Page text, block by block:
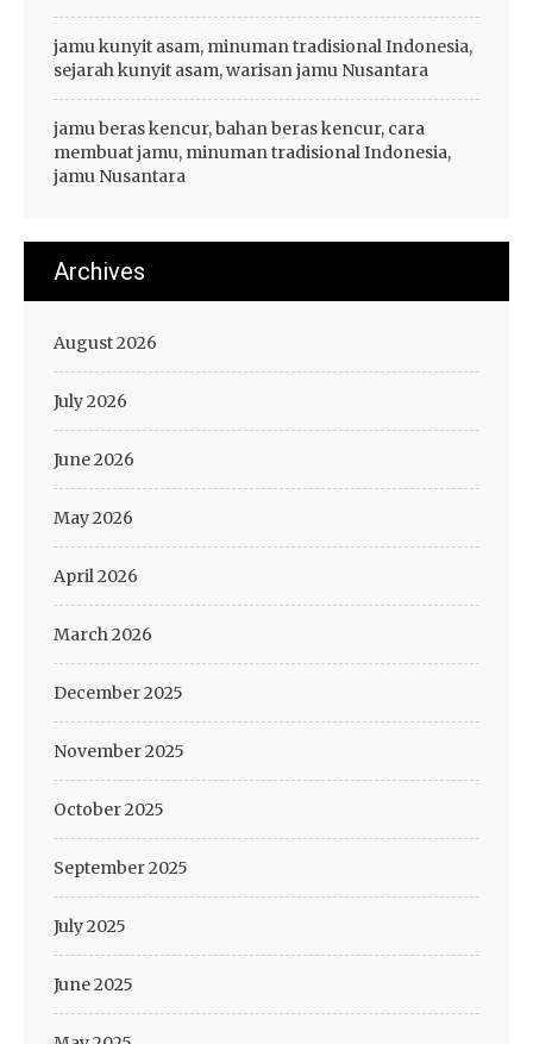
jamu kunyit asam, minuman tradisional Indonesia,
sejarah kunyit asam, warisan jamu Nusantara
jamu beras kencur, bahan beras kencur, cara
membuat jamu, minuman tradisional Indonesia,
jamu Nusantara
Archives
August 2026
July 2026
June 2026
May 2026
April 2026
March 2026
December 2025
November 2025
October 2025
September 2025
July 2025
June 2025